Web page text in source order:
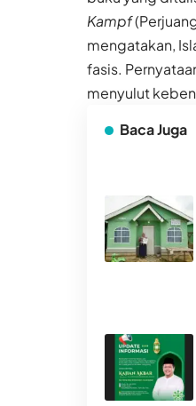
Kampf
mengatakan,
fasis.
menyulut
Baca Juga